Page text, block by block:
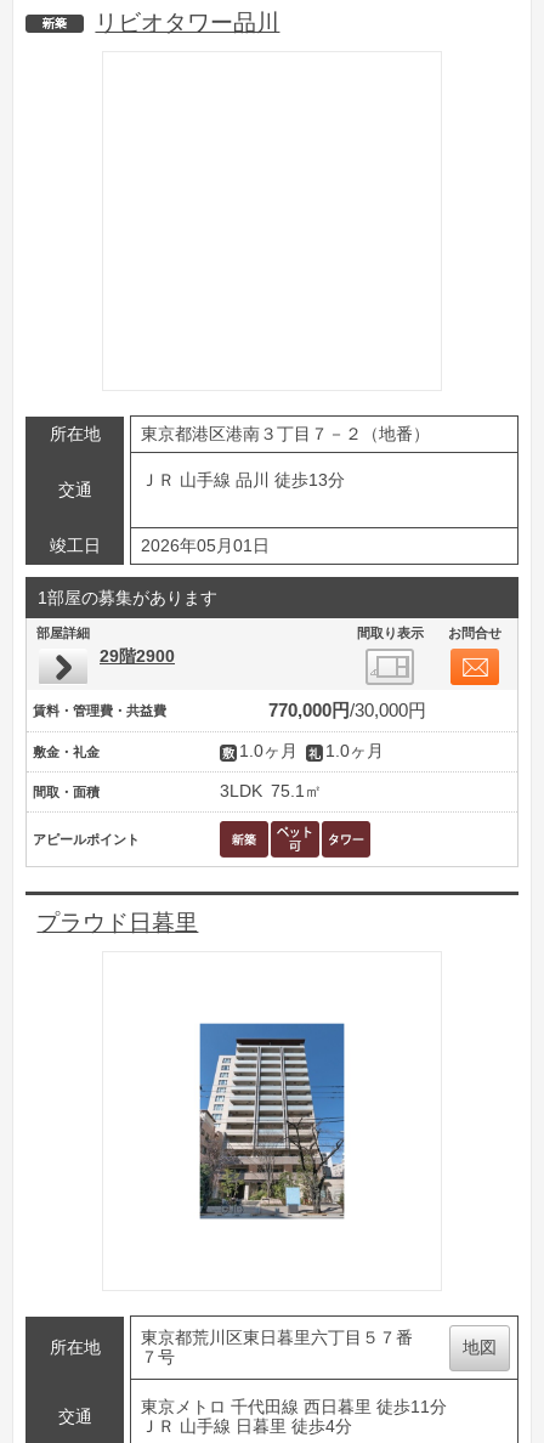
新築
リビオタワー品川
所在地 東京都港区港南３丁目７－２（地番）
交通
ＪＲ 山手線 品川 徒歩13分
竣工日 2026年05月01日
1部屋の募集があります
部屋詳細 間取り表示 お問合せ
29階2900
賃料・管理費・共益費 770,000円 30,000円
敷金・礼金 1.0ヶ月 1.0ヶ月
間取・面積 3LDK 75.1㎡
アピールポイント
プラウド日暮里
所在地
東京都荒川区東日暮里六丁目５７番
７号
地図
交通
東京メトロ 千代田線 西日暮里 徒歩11分
ＪＲ 山手線 日暮里 徒歩4分